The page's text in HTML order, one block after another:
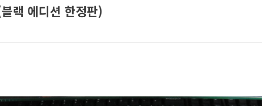
랙 에디션 한정판)